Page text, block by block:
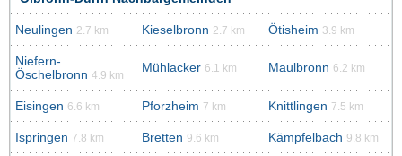
Neulingen 2.7 km Kieselbronn 2.7 km Ötisheim 3.9 km
Niefern-
Öschelbronn 4.9 km
Mühlacker 6.1 km Maulbronn 6.2 km
Eisingen 6.6 km Pforzheim 7 km Knittlingen 7.5 km
Ispringen 7.8 km Bretten 9.6 km Kämpfelbach 9.8 km